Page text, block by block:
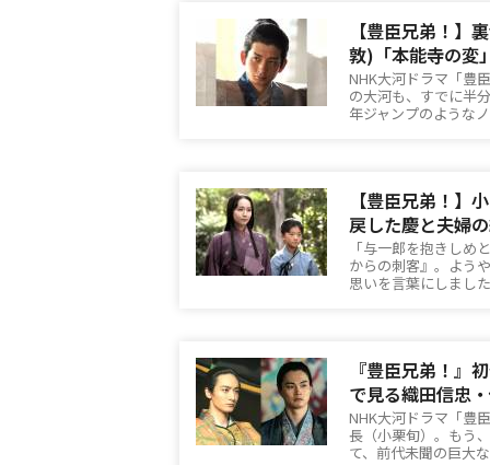
【豊臣兄弟！】
敦)「本能寺の変
NHK大河ドラマ「豊
の大河も、すでに半
年ジャンプのような
【豊臣兄弟！】
戻した慶と夫婦
「与一郎を抱きしめ
からの刺客』。よう
思いを言葉にしまし
『豊臣兄弟！』
で見る織田信忠
NHK大河ドラマ「豊
長（小栗旬）。もう
て、前代未聞の巨大